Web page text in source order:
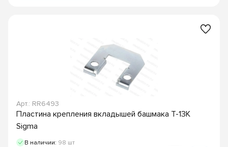
Арт.: RR6493
Пластина крепления вкладышей башмака T-13K
Sigma
В наличии: 98 шт